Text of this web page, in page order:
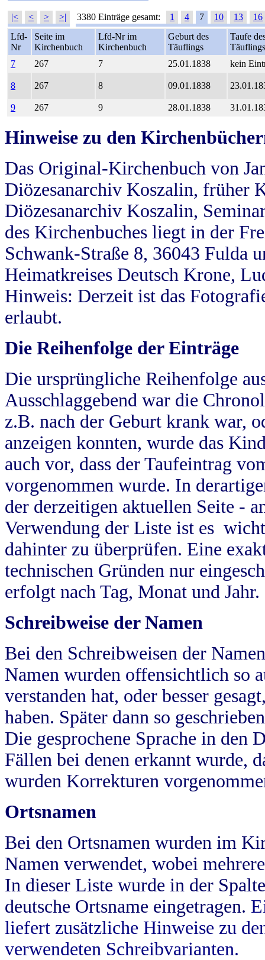
|< < > >| 3380 Einträge gesamt: 1 4 7 10 13
16
Lfd-
Nr
Seite im
Kirchenbuch
Lfd-Nr im
Kirchenbuch
Geburt des
Täuflings
Taufe
Täuflings
7
267 7 25.01.1838 kein
8 267 8 09.01.1838
9 267 9 28.01.1838
Hinweise zu den
Das Original-Kirchenbuch von
Diözesanarchiv Koszalin, früher
Diözesanarchiv Koszalin,
des Kirchenbuches liegt in der
Schwank-Straße 8, 36043 Fulda
Heimatkreises Deutsch Krone,
Hinweis: Derzeit ist das
erlaubt.
Die Reihenfolge der Einträge
Die ursprüngliche Reihenfolge
Ausschlaggebend war die
z.B. nach der Geburt krank war,
anzeigen konnten, wurde das
auch vor, dass der Taufeintrag
vorgenommen wurde. In
der derzeitigen aktuellen Seite -
Verwendung der Liste ist es
dahinter zu überprüfen. Eine
technischen Gründen nur
erfolgt nach Tag, Monat und Jahr.
Schreibweise der Namen
Bei den Schreibweisen der
Namen wurden offensichtlich so
verstanden hat, oder besser
haben. Später dann so
Die gesprochene Sprache in
Fällen bei denen erkannt wurde,
wurden Korrekturen
Ortsnamen
Bei den Ortsnamen wurden im
Namen verwendet, wobei
In dieser Liste wurde in der
deutsche Ortsname eingetragen.
liefert zusätzliche Hinweise zu
verwendeten Schreibvarianten.